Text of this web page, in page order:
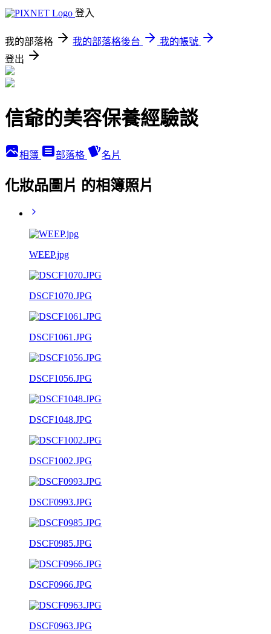
登入
我的部落格 我的部落格後台
我的帳號
登出
信爺的美容保養經驗談
相簿 部落格 名片
化妝品圖片 的相簿照片
WEEP.jpg
DSCF1070.JPG
DSCF1061.JPG
DSCF1056.JPG
DSCF1048.JPG
DSCF1002.JPG
DSCF0993.JPG
DSCF0985.JPG
DSCF0966.JPG
DSCF0963.JPG